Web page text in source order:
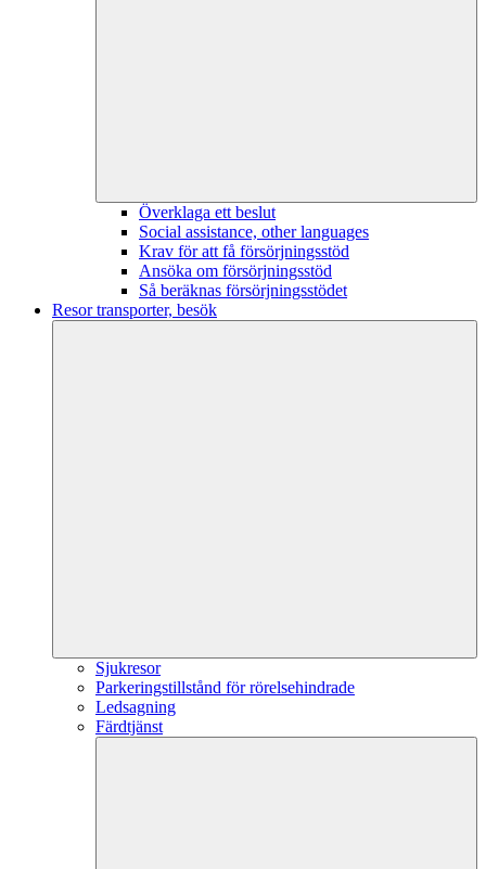
Överklaga ett beslut
Social assistance, other languages
Krav för att få försörjningsstöd
Ansöka om försörjningsstöd
Så beräknas försörjningsstödet
Resor transporter, besök
Sjukresor
Parkeringstillstånd för rörelsehindrade
Ledsagning
Färdtjänst